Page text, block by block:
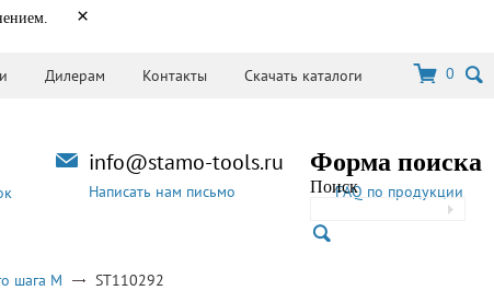
×
Дилерам Контакты Скачать каталоги 0
Форма поиска
ПоискFAQ по продукции
info@stamo-tools.ru
Написать нам письмо
шага M ST110292